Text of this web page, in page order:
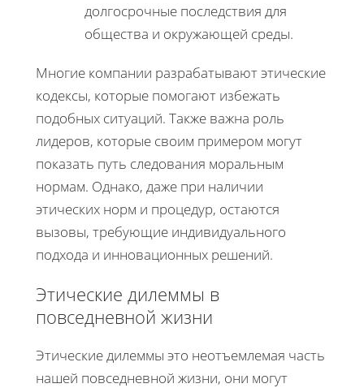
долгосрочные последствия для
общества и окружающей среды.
Многие компании разрабатывают этические
кодексы, которые помогают избежать
подобных ситуаций. Также важна роль
лидеров, которые своим примером могут
показать путь следования моральным
нормам. Однако, даже при наличии
этических норм и процедур, остаются
вызовы, требующие индивидуального
подхода и инновационных решений.
Этические дилеммы в
повседневной жизни
Этические дилеммы это неотъемлемая часть
нашей повседневной жизни, они могут